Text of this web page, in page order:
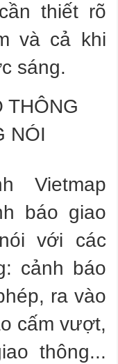
thiết rõ
và cả khi
sáng.
THÔNG
NÓI
Vietmap
báo giao
với các
cảnh báo
ra vào
cấm vượt,
thông...